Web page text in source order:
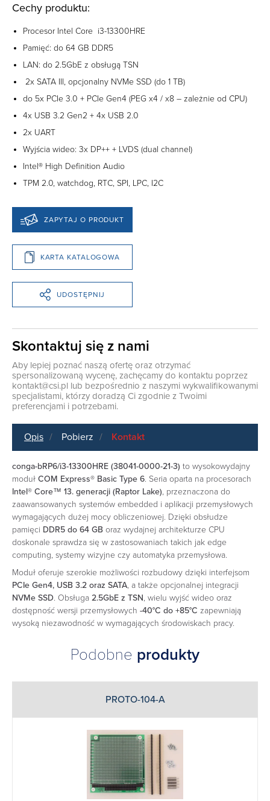
Cechy produktu:
Procesor Intel Core i3-13300HRE
Pamięć: do 64 GB DDR5
LAN: do 2.5GbE z obsługą TSN
2x SATA III, opcjonalny NVMe SSD (do 1 TB)
do 5x PCIe 3.0 + PCIe Gen4 (PEG x4 / x8 – zależnie od CPU)
4x USB 3.2 Gen2 + 4x USB 2.0
2x UART
Wyjścia wideo: 3x DP++ + LVDS (dual channel)
Intel® High Definition Audio
TPM 2.0, watchdog, RTC, SPI, LPC, I2C
ZAPYTAJ O PRODUKT
KARTA KATALOGOWA
UDOSTĘPNIJ
Skontaktuj się z nami
Aby lepiej poznać naszą ofertę oraz otrzymać
spersonalizowaną wycenę, zachęcamy do kontaktu poprzez
kontakt@csi.pl lub bezpośrednio z naszymi wykwalifikowanymi
specjalistami, którzy doradzą Ci zgodnie z Twoimi
preferencjami i potrzebami.
Opis Pobierz Kontakt
conga-bRP6/i3-13300HRE (38041-0000-21-3) to wysokowydajny
moduł COM Express® Basic Type 6. Seria oparta na procesorach
Intel® Core™ 13. generacji (Raptor Lake), przeznaczona do
zaawansowanych systemów embedded i aplikacji przemysłowych
wymagających dużej mocy obliczeniowej. Dzięki obsłudze
pamięci DDR5 do 64 GB oraz wydajnej architekturze CPU
doskonale sprawdza się w zastosowaniach takich jak edge
computing, systemy wizyjne czy automatyka przemysłowa.
Moduł oferuje szerokie możliwości rozbudowy dzięki interfejsom
PCIe Gen4, USB 3.2 oraz SATA, a także opcjonalnej integracji
NVMe SSD. Obsługa 2.5GbE z TSN, wielu wyjść wideo oraz
dostępność wersji przemysłowych -40°C do +85°C zapewniają
wysoką niezawodność w wymagających środowiskach pracy.
Podobne produkty
PROTO-104-A